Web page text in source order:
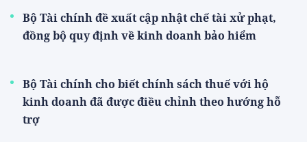
Bộ Tài chính đề xuất cập nhật chế tài xử phạt,
đồng bộ quy định về kinh doanh bảo hiểm
Bộ Tài chính cho biết chính sách thuế với hộ
kinh doanh đã được điều chỉnh theo hướng hỗ
trợ